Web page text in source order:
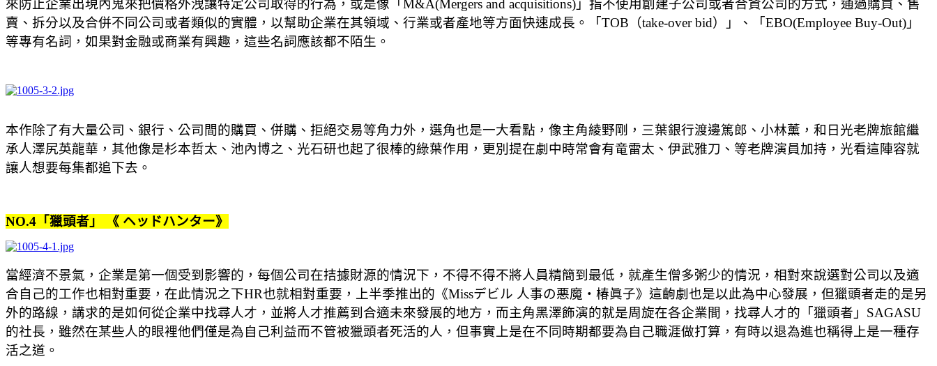
來防止企業出現內鬼來把價格外洩讓特定公司取得的行為，或是像「M&A(Mergers and acquisitions)」指不使用創建子公司或者合資公司的方式，通過購買、售
賣、拆分以及合併不同公司或者類似的實體，以幫助企業在其領域、行業或者產地等方面快速成長。「TOB（take-over bid）」、「EBO(Employee Buy-Out)」
等專有名詞，如果對金融或商業有興趣，這些名詞應該都不陌生。
本作除了有大量公司、銀行、公司間的購買、併購、拒絕交易等角力外，選角也是一大看點，像主角綾野剛，三葉銀行渡邊篤郎、小林薰，和日光老牌旅館繼
承人澤尻英龍華，其他像是杉本哲太、池內博之、光石研也起了很棒的綠葉作用，更別提在劇中時常會有竜雷太、伊武雅刀、等老牌演員加持，光看這陣容就
讓人想要每集都追下去。
NO.4「獵頭者」 《 ヘッドハンター》
當經濟不景氣，企業是第一個受到影響的，每個公司在拮據財源的情況下，不得不得不將人員精簡到最低，就產生僧多粥少的情況，相對來說選對公司以及適
合自己的工作也相對重要，在此情況之下HR也就相對重要，上半季推出的《Missデビル 人事の悪魔・椿眞子》這齣劇也是以此為中心發展，但獵頭者走的是另
外的路線，講求的是如何從企業中找尋人才，並將人才推薦到合適未來發展的地方，而主角黑澤飾演的就是周旋在各企業間，找尋人才的「獵頭者」SAGASU
的社長，雖然在某些人的眼裡他們僅是為自己利益而不管被獵頭者死活的人，但事實上是在不同時期都要為自己職涯做打算，有時以退為進也稱得上是一種存
活之道。